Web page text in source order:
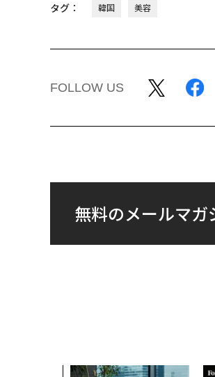
タグ： 韓国 美容
FOLLOW US
無料のメールマガ